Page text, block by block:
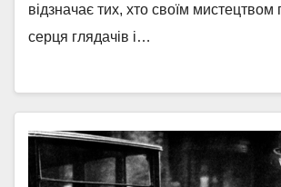
відзначає тих, хто своїм мистецтвом
серця глядачів і…